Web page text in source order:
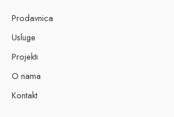
Prodavnica
Usluge
Projekti
O nama
Kontakt